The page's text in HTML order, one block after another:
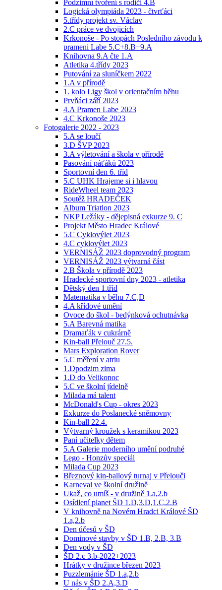
Podzimní tvoření s rodiči 4.B
Logická olympiáda 2023 - čtvrťáci
5.třídy projekt sv. Václav
2.C práce ve dvojicích
Krkonoše - Po stopách Posledního závodu k
prameni Labe 5.C+8.B+9.A
Knihovna 9.A čte 1.A
Atletika 4.třídy 2023
Putování za sluníčkem 2022
1.A v přírodě
1. kolo Ligy škol v orientačním běhu
Prvňáci září 2023
4.A Pramen Labe 2023
4.C Krkonoše 2023
Fotogalerie 2022 - 2023
5.A se loučí
3.D ŠVP 2023
3.A výletování a škola v přírodě
Pasování páťáků 2023
Sportovní den 6. tříd
5.C UHK Hrajeme si i hlavou
RideWheel team 2023
Soutěž HRADEČEK
Album Triatlon 2023
NKP Ležáky - dějepisná exkurze 9. C
Projekt Město Hradec Králové
5.C Cyklovýlet 2023
4.C cyklovýlet 2023
VERNISÁŽ 2023 doprovodný program
VERNISÁŽ 2023 výtvarná část
2.B Škola v přírodě 2023
Hradecké sportovní dny 2023 - atletika
Dětský den 1.tříd
Matematika v běhu 7.C,D
4.A křídové umění
Ovoce do škol - bedýnková ochutnávka
5.A Barevná matika
Dramaťák v cukrárně
Kin-ball Přelouč 27.5.
Mars Exploration Rover
5.C měření v atriu
1.Dpodzim zima
1.D do Velikonoc
5.C ve školní jídelně
Milada má talent
McDonald's Cup - okres 2023
Exkurze do Poslanecké sněmovny
Kin-ball 22.4.
Výtvarný kroužek s keramikou 2023
Paní učitelky dětem
5.A Galerie moderního umění podruhé
Lego - Honzův speciál
Milada Cup 2023
Březnový kin-ballový turnaj v Přelouči
Karneval ve školní družině
Ukaž, co umíš - v družině 1.a,2.b
Osídlení planet ŠD 1.D,3.D,1.C,2.B
V knihovně na Novém Hradci Králové ŠD
1.a,2.b
Den účesů v ŠD
Dominové stavby v ŠD 1.B, 2.B, 3.B
Den vody v ŠD
ŠD 2.c 3.b-2022+2023
Hrátky v družince březen 2023
Puzzlemánie ŠD 1.a,2.b
U nás v ŠD 2.A,3.D